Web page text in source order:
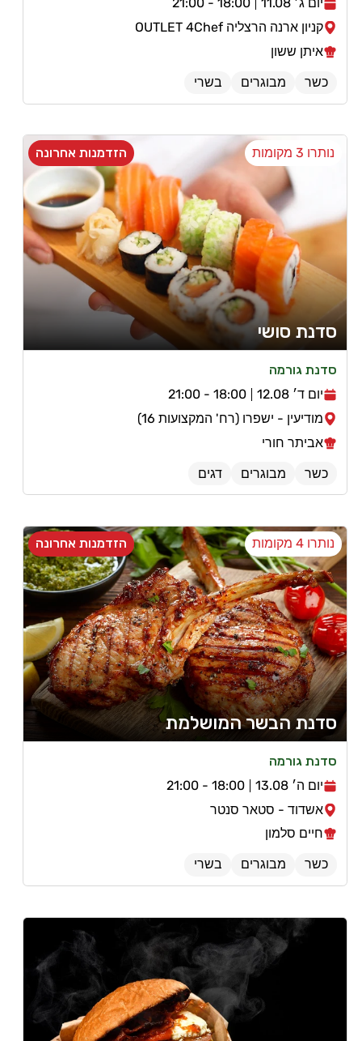
יום ג׳ 11.08
18:00 - 21:00
קניון ארנה הרצליה OUTLET 4Chef
איתן ששון
כשר
מבוגרים בשרי
נותרו 3 מקומות הזדמנות אחרונה
סדנת סושי
סדנת גורמה
יום ד׳ 12.08
18:00 - 21:00
מודיעין - ישפרו (רח' המקצועות 16)
אביתר חורי
כשר
מבוגרים דגים
נותרו 4 מקומות הזדמנות אחרונה
סדנת הבשר המושלמת
סדנת גורמה
יום ה׳ 13.08
18:00 - 21:00
אשדוד - סטאר סנטר
חיים סלמון
כשר
מבוגרים בשרי